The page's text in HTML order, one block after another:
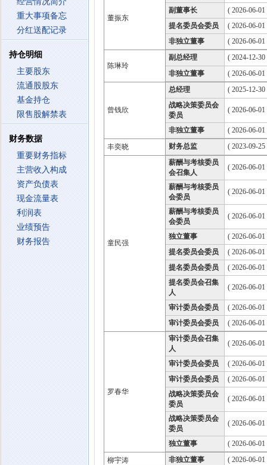
重大事项备忘
分红送配记录
持仓明细
主要股东
流通股股东
基金持仓
限售股解禁表
财务数据
重要财务指标
主营收入构成
资产负债表
现金流量表
利润表
业绩预告
财务报告
董振东
副董事长
( 2026-06-
提名委员会委员
( 2026-06-
非独立董事
( 2026-06-
陈琳玲
副总经理
( 2024-12-
非独立董事
( 2026-06-
曾钱欣
总经理
( 2025-12-
战略决策委员会
委员
( 2026-06-
非独立董事
( 2026-06-
丰奕晓
财务总监 ( 2023-09-
童民强
薪酬与考核委员
会召集人
( 2026-06-
薪酬与考核委员
会委员
( 2026-06-
薪酬与考核委员
会委员
( 2026-06-
独立董事
( 2026-06-
提名委员会委员
( 2026-06-
提名委员会委员
( 2026-06-
提名委员会召集
人
( 2026-06-
审计委员会委员
( 2026-06-
审计委员会委员
( 2026-06-
罗春华
审计委员会召集
人
( 2026-06-
审计委员会委员
( 2026-06-
审计委员会委员
( 2026-06-
战略决策委员会
委员
( 2026-06-
战略决策委员会
委员
( 2026-06-
独立董事
( 2026-06-
柳宇涛
非独立董事 ( 2026-06-